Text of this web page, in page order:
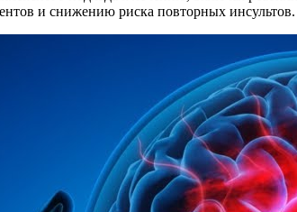
и снижению риска повторных инсультов.